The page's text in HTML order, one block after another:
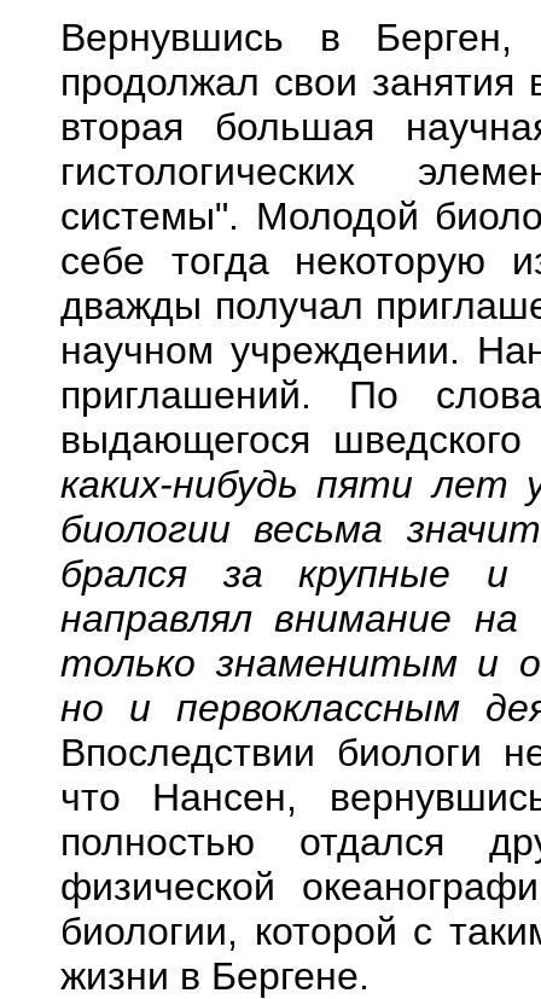
Вернувшись в
продолжал свои
вторая большая
гистологических
системы". Молодой
себе тогда некоторую
дважды получал
научном учреждении.
приглашений. По
выдающегося шведского
каких-нибудь пяти лет
биологии весьма
брался за крупные и
направлял внимание
только знаменитым и
но и первоклассным
Впоследствии биологи
что Нансен,
полностью отдался
физической
биологии, которой с
жизни в Бергене.